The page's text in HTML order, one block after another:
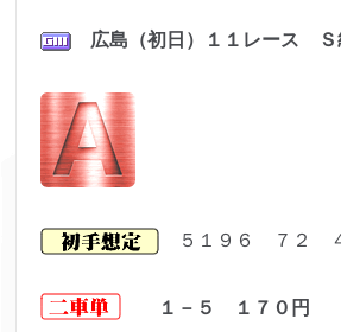
広島（初日）１１レース Ｓ
５１９６ ７２
１－５ １７０ 円